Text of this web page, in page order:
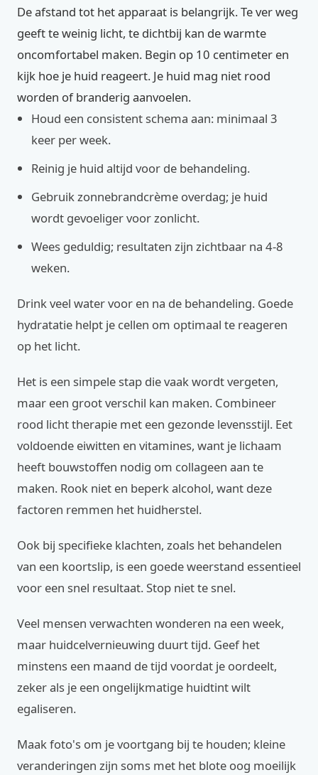
De afstand tot het apparaat is belangrijk. Te ver weg
geeft te weinig licht, te dichtbij kan de warmte
oncomfortabel maken. Begin op 10 centimeter en
kijk hoe je huid reageert. Je huid mag niet rood
worden of branderig aanvoelen.
Houd een consistent schema aan: minimaal 3
keer per week.
Reinig je huid altijd voor de behandeling.
Gebruik zonnebrandcrème overdag; je huid
wordt gevoeliger voor zonlicht.
Wees geduldig; resultaten zijn zichtbaar na 4-8
weken.
Drink veel water voor en na de behandeling. Goede
hydratatie helpt je cellen om optimaal te reageren
op het licht.
Het is een simpele stap die vaak wordt vergeten,
maar een groot verschil kan maken. Combineer
rood licht therapie met een gezonde levensstijl. Eet
voldoende eiwitten en vitamines, want je lichaam
heeft bouwstoffen nodig om collageen aan te
maken. Rook niet en beperk alcohol, want deze
factoren remmen het huidherstel.
Ook bij specifieke klachten, zoals het behandelen
van een koortslip, is een goede weerstand essentieel
voor een snel resultaat. Stop niet te snel.
Veel mensen verwachten wonderen na een week,
maar huidcelvernieuwing duurt tijd. Geef het
minstens een maand de tijd voordat je oordeelt,
zeker als je een ongelijkmatige huidtint wilt
egaliseren.
Maak foto's om je voortgang bij te houden; kleine
veranderingen zijn soms met het blote oog moeilijk